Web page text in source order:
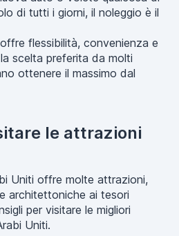
di tutti i giorni, il noleggio è il
flessibilità, convenienza e
scelta preferita da molti
ottenere il massimo dal
le attrazioni
Uniti offre molte attrazioni,
architettoniche ai tesori
per visitare le migliori
Uniti.